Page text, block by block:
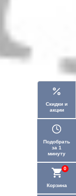
Скидки и
акции
Подобрать
за 1
минуту
Корзина
0